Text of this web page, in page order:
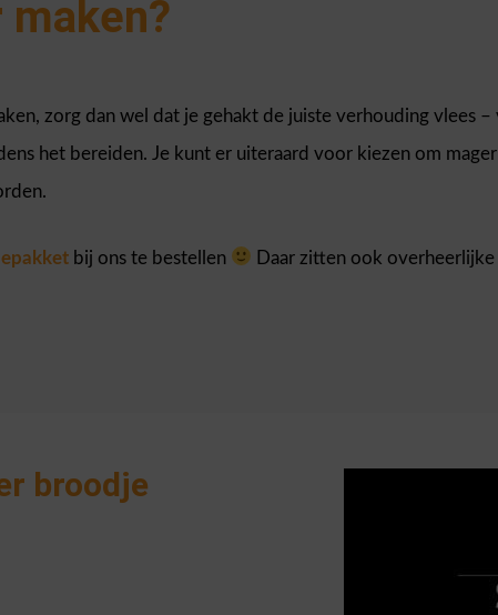
zorg dan wel dat je gehakt de juiste verhouding vlees
het bereiden. Je kunt er uiteraard voor kiezen om
bij ons te bestellen
Daar zitten ook
broodje